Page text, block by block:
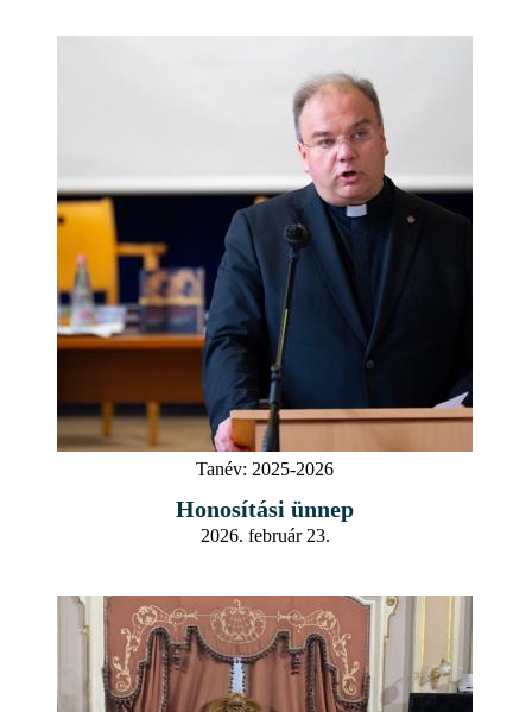
Tanév: 2025-2026
Honosítási ünnep
2026. február 23.